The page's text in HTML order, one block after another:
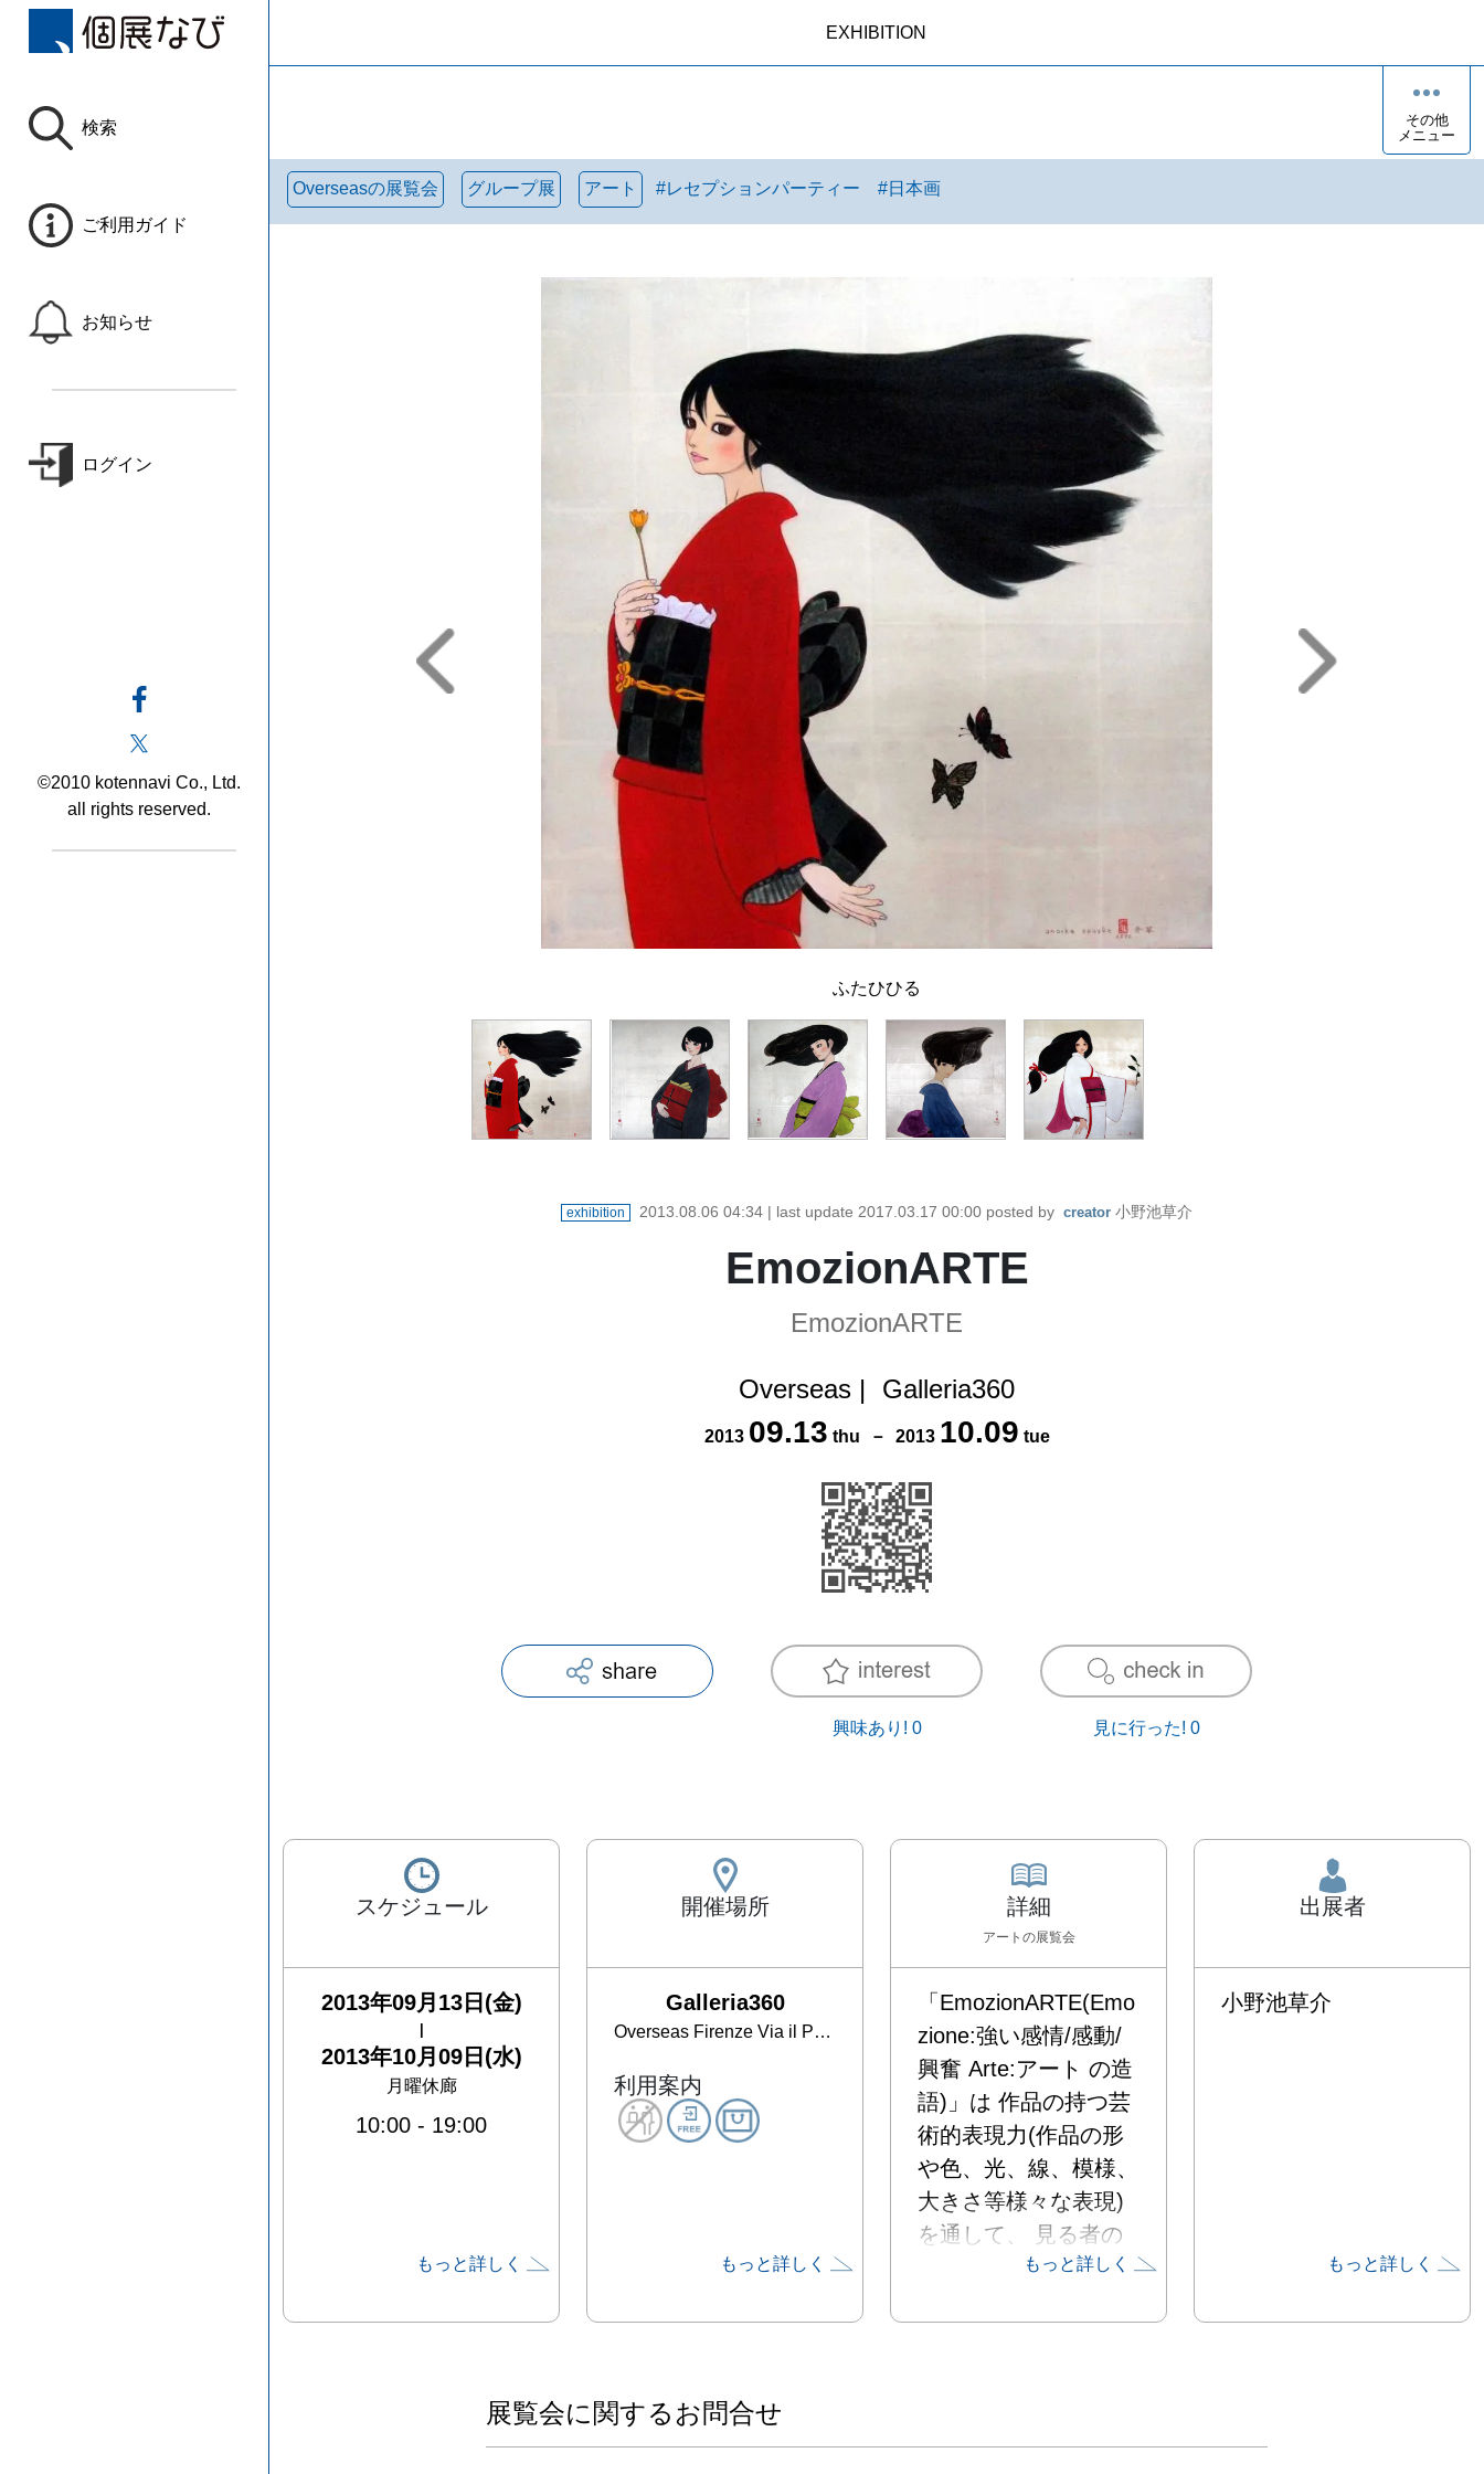
検索
ご利用ガイド
お知らせ
ログイン
©2010 kotennavi Co., Ltd.
all rights reserved.
EXHIBITION
その他
メニュー
Overseasの展覧会 グループ展 アート #レセプションパーティー #日本画
ふたひひる
むらさき
あだしの
すばる
榊
exhibition 2013.08.06 04:34 | last update 2017.03.17 00:00 posted by creator 小野池草介
EmozionARTE
EmozionARTE
Overseas | Galleria360
2013 09.13 thu － 2013 10.09 tue
興味あり! 0 見に行った! 0
スケジュール
2013年09月13日(金)
2013年10月09日(水)
月曜休廊
10:00 - 19:00
もっと詳しく
開催場所
Galleria360
Overseas Firenze Via il Prato 11r,ITALY
利用案内
もっと詳しく
詳細
アート の展覧会
「EmozionARTE(Emo
zione:強い感情/感動/
興奮 Arte:アート の造
語)」は 作品の持つ芸
術的表現力(作品の形
や色、光、線、模様、
大きさ等様々な表現)
を通して、 見る者の
感情や強い思いを刺激
もっと詳しく
出展者
小野池草介
もっと詳しく
展覧会に関するお問合せ